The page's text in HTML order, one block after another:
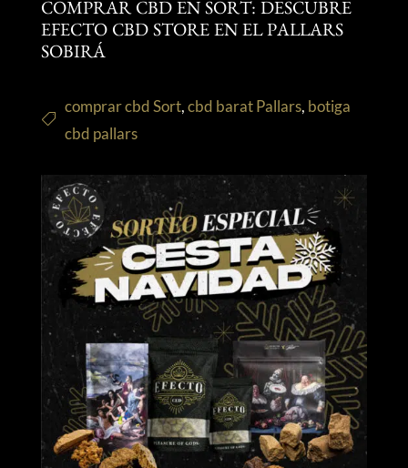
COMPRAR CBD EN SORT: DESCUBRE
EFECTO CBD STORE EN EL PALLARS
SOBIRÁ
comprar cbd Sort,cbd barat Pallars, botiga
cbd pallars